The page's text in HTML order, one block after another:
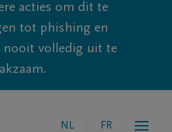
acties om dit te
tot phishing en
nooit volledig uit te
NL FR